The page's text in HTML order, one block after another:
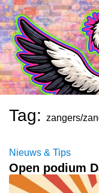
Skip
to
content
Tag: zangers/
Nieuws & Tips
Open podium